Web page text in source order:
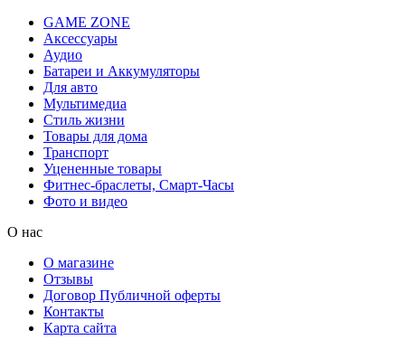
GAME ZONE
Аксессуары
Аудио
Батареи и Аккумуляторы
Для авто
Мультимедиа
Стиль жизни
Товары для дома
Транспорт
Уцененные товары
Фитнес-браслеты, Смарт-Часы
Фото и видео
О нас
О магазине
Отзывы
Договор Публичной оферты
Контакты
Карта сайта